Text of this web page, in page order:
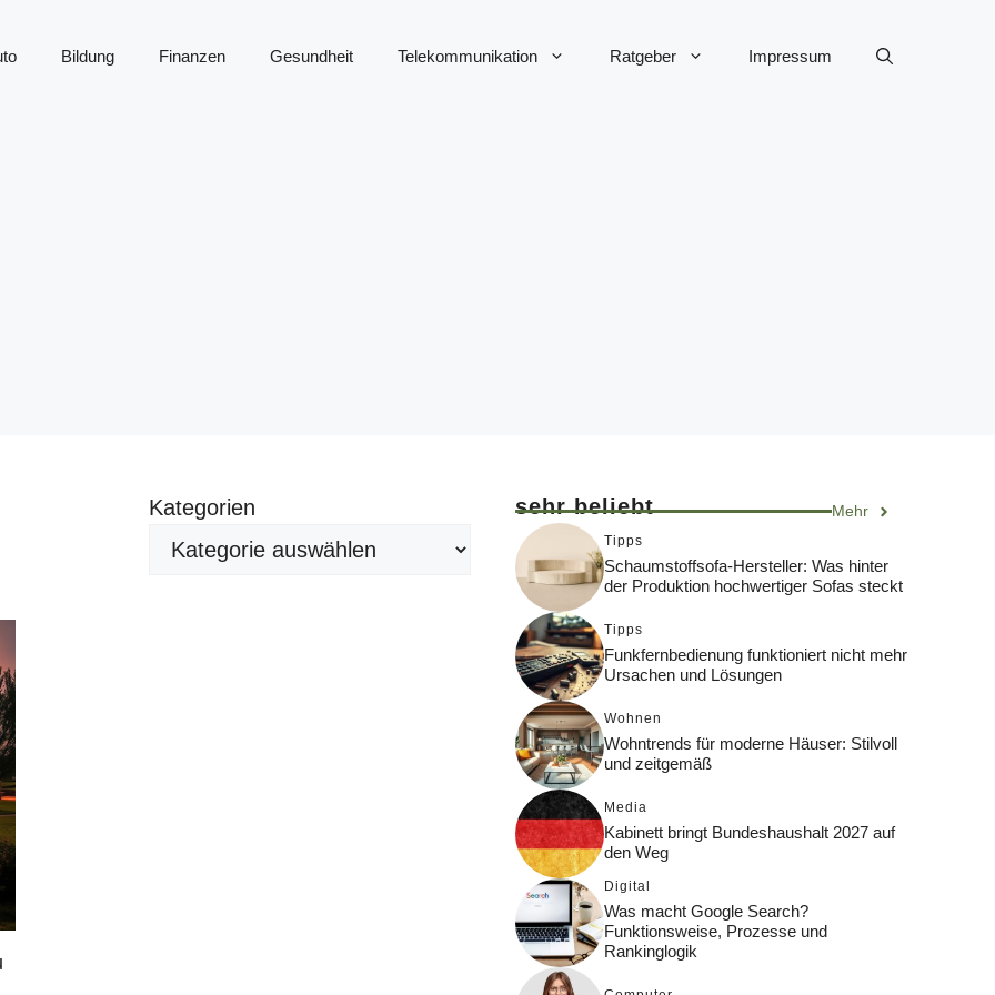
Bildung Finanzen Gesundheit Telekommunikation Ratgeber Impressum
Kategorien sehr beliebt Mehr
Tipps
Schaumstoffsofa-Hersteller: Was hinter
der Produktion hochwertiger Sofas steckt
Tipps
Funkfernbedienung funktioniert nicht mehr
Ursachen und Lösungen
Wohnen
Wohntrends für moderne Häuser: Stilvoll
und zeitgemäß
Media
Kabinett bringt Bundeshaushalt 2027 auf
den Weg
Digital
Was macht Google Search?
Funktionsweise, Prozesse und
Rankinglogik